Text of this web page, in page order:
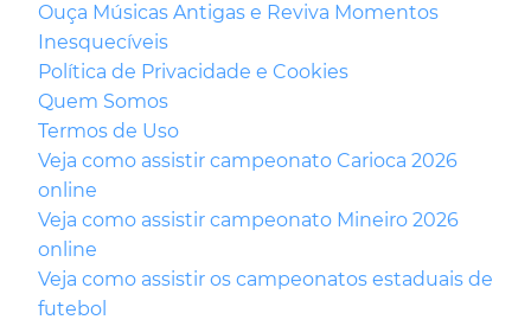
Ouça Músicas Antigas e Reviva Momentos
Inesquecíveis
Política de Privacidade e Cookies
Quem Somos
Termos de Uso
Veja como assistir campeonato Carioca 2026
online
Veja como assistir campeonato Mineiro 2026
online
Veja como assistir os campeonatos estaduais de
futebol